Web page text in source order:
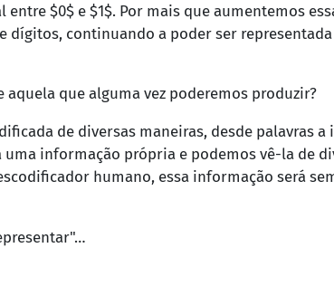
$0$ e $1$. Por mais que aumentemos
dígitos, continuando a poder ser
que alguma vez poderemos produzir?
de diversas maneiras, desde palavras a
uma informação própria e podemos vê-la de
humano, essa informação será